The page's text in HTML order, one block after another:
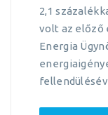
2,1
volt az előző
Energia